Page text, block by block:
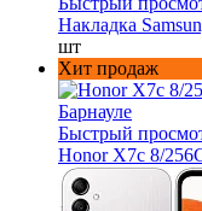
Накладка
шт
Хит продаж
Быстрый
Honor X7c 8/